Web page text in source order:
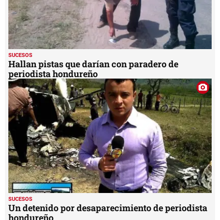
SUCESOS
Hallan pistas que darían con paradero de
periodista hondureño
SUCESOS
Un detenido por desaparecimiento de periodista